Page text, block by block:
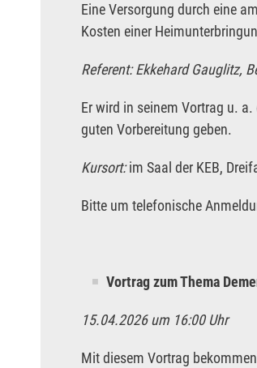
Eine Versorgung durch eine
Kosten einer
Referent: Ekkehard Gauglitz,
Er wird in seinem Vortrag u.
guten Vorbereitung geben.
Kursort:im Saal der KEB,
Bitte um telefonische
Vortrag zum Thema
15.04.2026 um 16:00 Uhr
Mit diesem Vortrag